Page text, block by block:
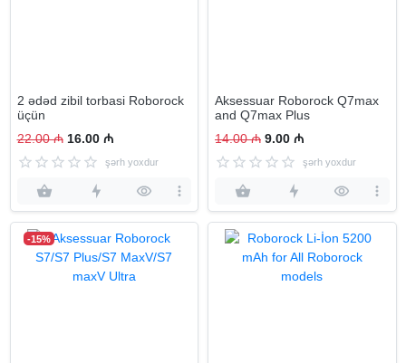
2 ədəd zibil torbasi Roborock
üçün
22.00 ₼ 16.00 ₼
şərh yoxdur
Aksessuar Roborock Q7max
and Q7max Plus
14.00 ₼ 9.00 ₼
şərh yoxdur
-15%